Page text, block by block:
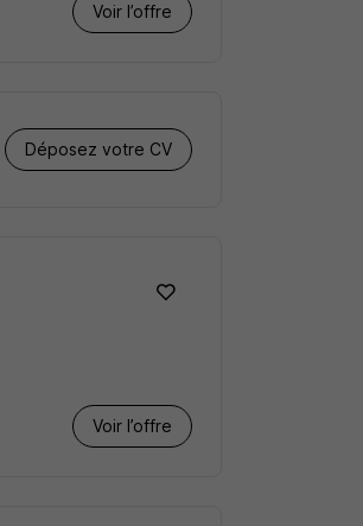
Voir l’offre
Déposez votre CV
Voir l’offre